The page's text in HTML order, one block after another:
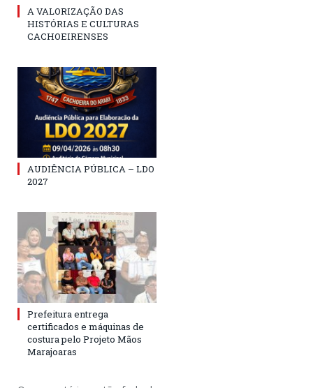
A VALORIZAÇÃO DAS
HISTÓRIAS E CULTURAS
CACHOEIRENSES
AUDIÊNCIA PÚBLICA – LDO
2027
Prefeitura entrega
certificados e máquinas de
costura pelo Projeto Mãos
Marajoaras